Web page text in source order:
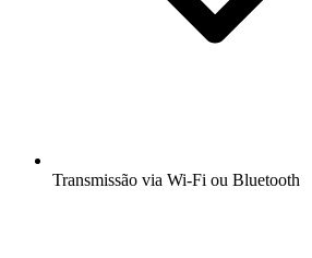
Transmissão via Wi-Fi ou Bluetooth